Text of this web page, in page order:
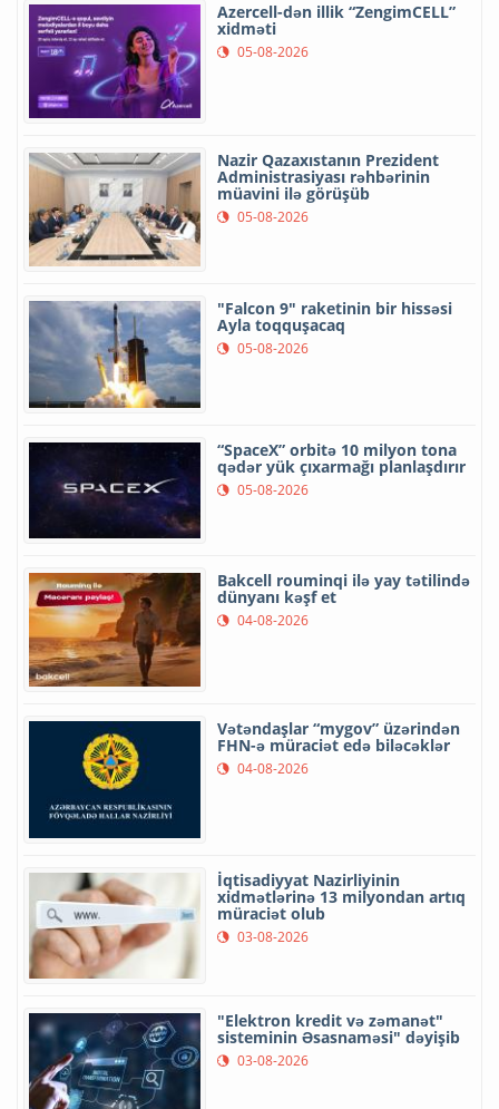
Azercell-dən illik “ZengimCELL”
xidməti
05-08-2026
Nazir Qazaxıstanın Prezident
Administrasiyası rəhbərinin
müavini ilə görüşüb
05-08-2026
"Falcon 9" raketinin bir hissəsi
Ayla toqquşacaq
05-08-2026
“SpaceX” orbitə 10 milyon tona
qədər yük çıxarmağı planlaşdırır
05-08-2026
Bakcell rouminqi ilə yay tətilində
dünyanı kəşf et
04-08-2026
Vətəndaşlar “mygov” üzərindən
FHN-ə müraciət edə biləcəklər
04-08-2026
İqtisadiyyat Nazirliyinin
xidmətlərinə 13 milyondan artıq
müraciət olub
03-08-2026
"Elektron kredit və zəmanət"
sisteminin Əsasnaməsi" dəyişib
03-08-2026